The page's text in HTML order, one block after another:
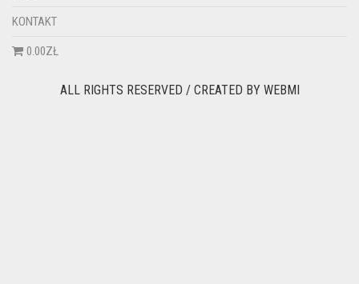
KONTAKT
0.00ZŁ
ALL RIGHTS RESERVED / CREATED BY WEBMI